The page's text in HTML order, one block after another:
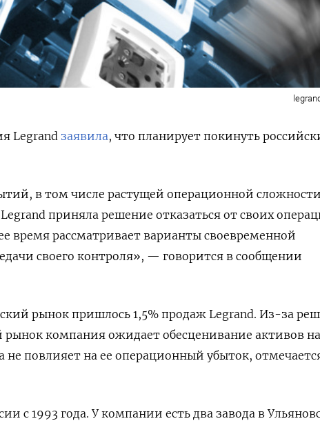
Legrand заявила, что планирует покинуть
в том числе растущей операционной
приняла решение отказаться от своих
время рассматривает варианты своевременной
своего контроля», — говорится в сообщении
рынок пришлось 1,5% продаж Legrand. Из-за
рынок компания ожидает обесценивание активов
не повлияет на ее операционный убыток,
с 1993 года. У компании есть два завода в